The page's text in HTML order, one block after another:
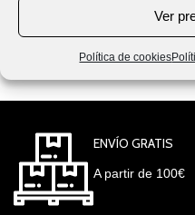
Ver
Política de cookies
ENVÍO GRATIS
A partir de 100€